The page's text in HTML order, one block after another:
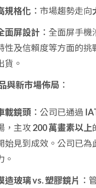
規格化 ：市場趨勢走向
面屏設計 ：全面屏手
性及信賴度等方面的
貨。
與新市場佈局 ：
載鏡頭 ：公司已通過
，主攻200 萬畫素以上
始見到成效。公司已
。
造玻璃 vs. 塑膠鏡片 ：